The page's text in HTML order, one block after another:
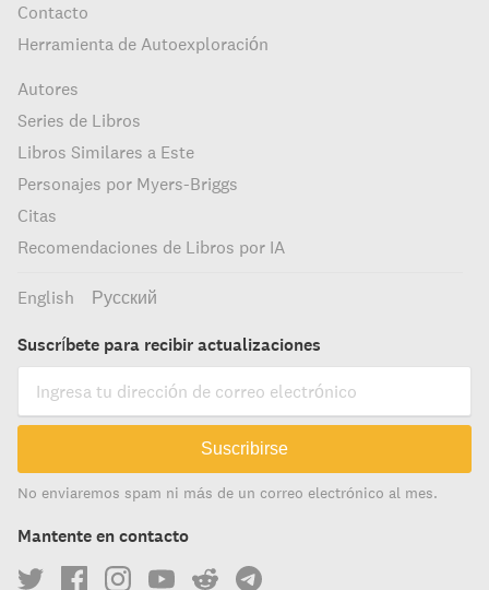
Contacto
Herramienta de Autoexploración
Autores
Series de Libros
Libros Similares a Este
Personajes por Myers-Briggs
Citas
Recomendaciones de Libros por IA
English Русский
Suscríbete para recibir actualizaciones
Suscribirse
No enviaremos spam ni más de un correo electrónico al mes.
Mantente en contacto